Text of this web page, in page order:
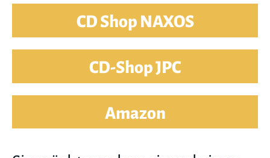
CD Shop NAXOS
CD-Shop JPC
Amazon